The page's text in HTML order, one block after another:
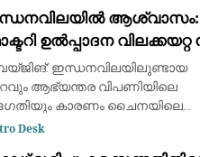
ചികിത്സയിലായിരുന്ന ഒരാൾ
ചെ
ഉൽപ്പാദന വിലക്കയറ്റ
3.5% ആയി
ഇന്ധനവിലയിലുണ്ടായ
ആഭ്യന്തര വിപണിയിലെ
കാരണം ചൈനയിലെ
ഉൽപ്പാദനച്ചെലവ് (Producer
Desk